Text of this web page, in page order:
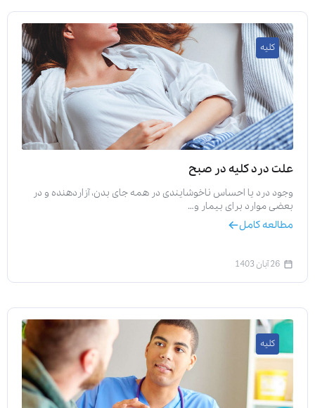
کلیه
علت درد کلیه در صبح
وجود درد یا احساس ناخوشایندی در همه جای بدن، آزاردهنده و در
بعضی موارد برای بیمار و…
مطالعه کامل
26 آبان 1403
کلیه